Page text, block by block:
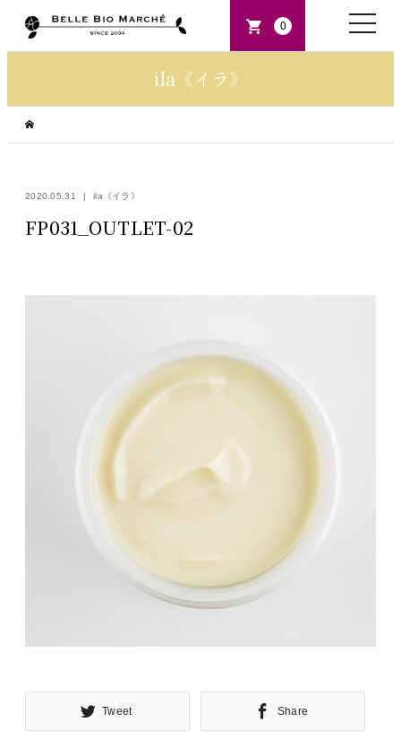
0
toggle
ila《イラ》
2020.05.31 ila《イラ》
FP031_OUTLET-02
Tweet Share